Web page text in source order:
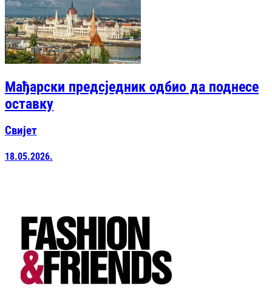
Мађарски предсједник одбио да поднесе
оставку
Свијет
18.05.2026.